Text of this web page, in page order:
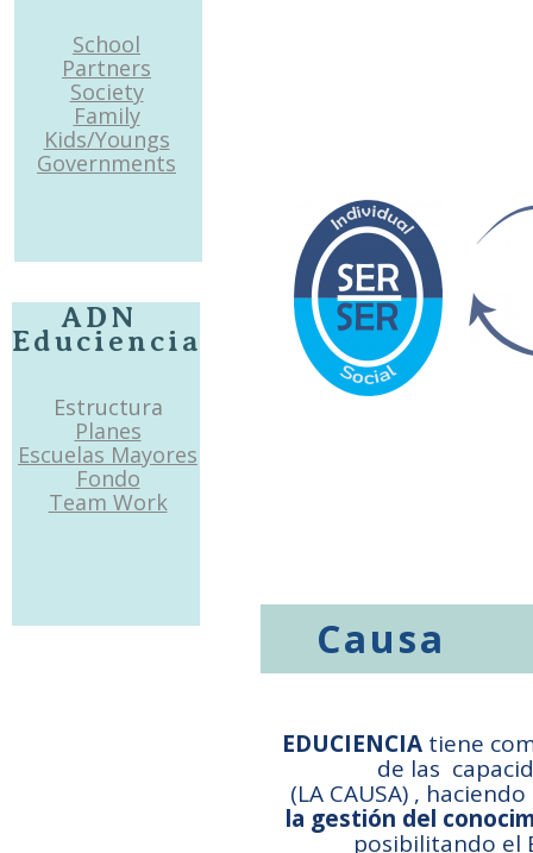
School
Partners
Society
Family
Kids/Youngs
Governments
Estructura
Planes
Escuelas Mayores
Fondo
Team Work
ADN
Educiencia
Causa
EDUCIENCIAtiene
de las
(LA CAUSA) ,
la gestión del
posibilitando el